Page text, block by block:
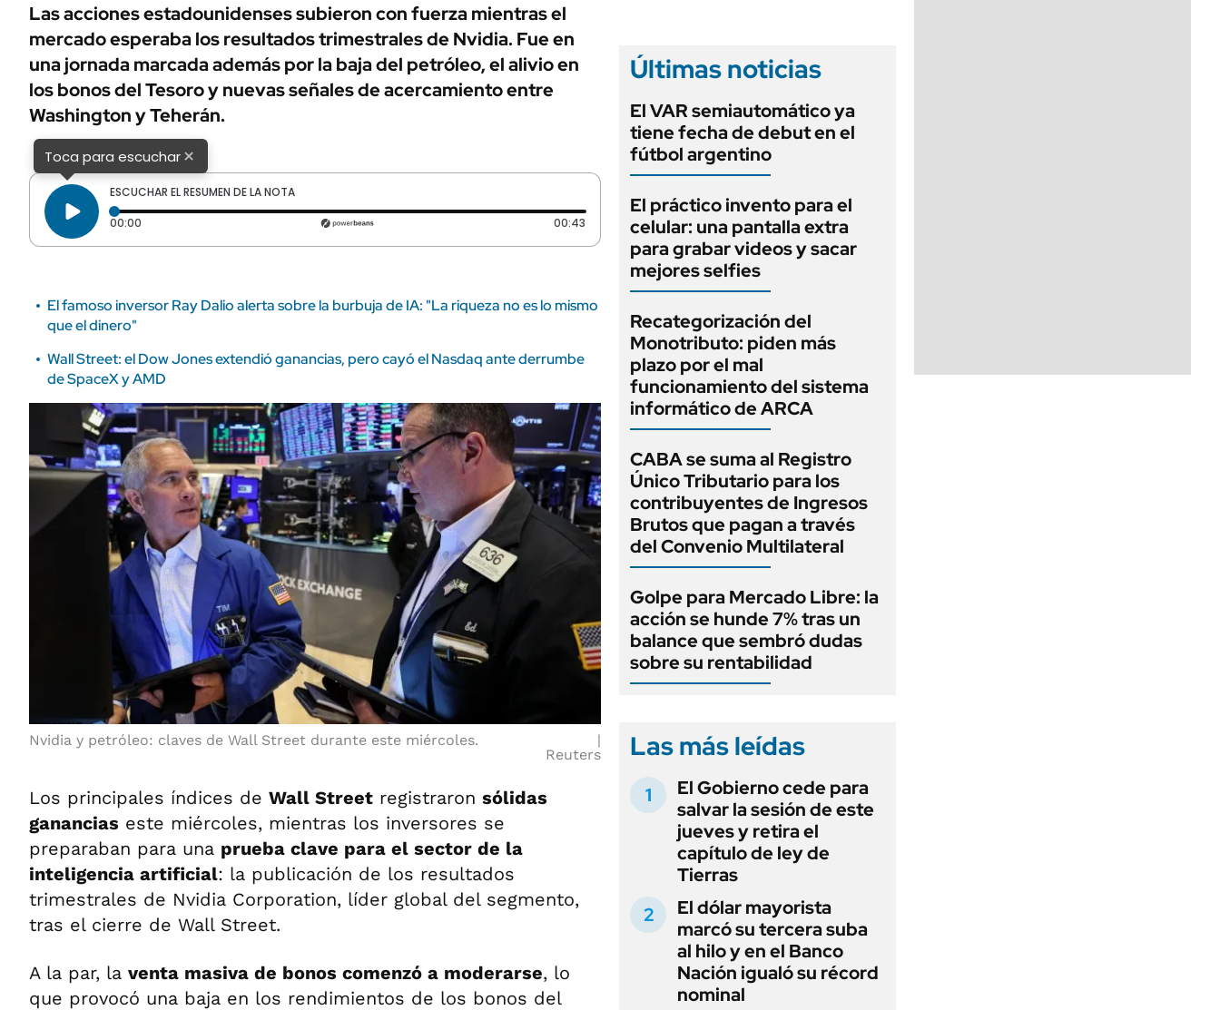
URUGUAY
AUTOS
Las acciones estadounidenses subieron con fuerza mientras el
mercado esperaba los resultados trimestrales de Nvidia. Fue en
una jornada marcada además por la baja del petróleo, el alivio en
los bonos del Tesoro y nuevas señales de acercamiento entre
Washington y Teherán.
Toca para escuchar×
ESCUCHAR EL RESUMEN DE LA NOTA
00:00 Tiempo transcurrido: 0 segundos 00:43 Duración: 43 segundos
El famoso inversor Ray Dalio alerta sobre la burbuja de IA: "La riqueza no es lo mismo
que el dinero"
Wall Street: el Dow Jones extendió ganancias, pero cayó el Nasdaq ante derrumbe
de SpaceX y AMD
Nvidia y petróleo: claves de Wall Street durante este miércoles.
Reuters
Los principales índices de Wall Street registraron sólidas
ganancias este miércoles, mientras los inversores se
preparaban para una prueba clave para el sector de la
inteligencia artificial: la publicación de los resultados
trimestrales de Nvidia Corporation, líder global del segmento,
tras el cierre de Wall Street.
A la par, la venta masiva de bonos comenzó a moderarse, lo
que provocó una baja en los rendimientos de los bonos del
Últimas noticias
El VAR semiautomático ya
tiene fecha de debut en el
fútbol argentino
El práctico invento para el
celular: una pantalla extra
para grabar videos y sacar
mejores selfies
Recategorización del
Monotributo: piden más
plazo por el mal
funcionamiento del sistema
informático de ARCA
CABA se suma al Registro
Único Tributario para los
contribuyentes de Ingresos
Brutos que pagan a través
del Convenio Multilateral
Golpe para Mercado Libre: la
acción se hunde 7% tras un
balance que sembró dudas
sobre su rentabilidad
Las más leídas
El Gobierno cede para
salvar la sesión de este
jueves y retira el
capítulo de ley de
Tierras
El dólar mayorista
marcó su tercera suba
al hilo y en el Banco
Nación igualó su récord
nominal